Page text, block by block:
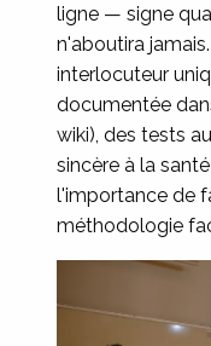
ligne — signe
n'aboutira
interlocuteur
documentée
wiki), des tests
sincère à la
l'importance de
méthodologie